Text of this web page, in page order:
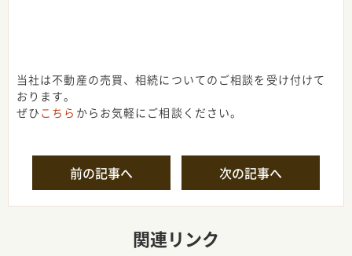
当社は不動産の売買、相続についてのご相談を受け付けて
おります。
ぜひ こちら からお気軽にご相談ください。
Post
navigation
前の記事へ 次の記事へ
関連リンク